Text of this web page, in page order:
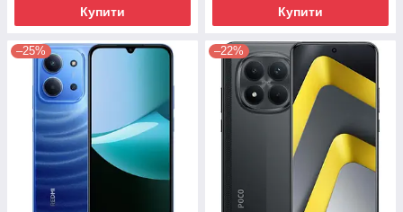
Купити Купити
–25% –22%